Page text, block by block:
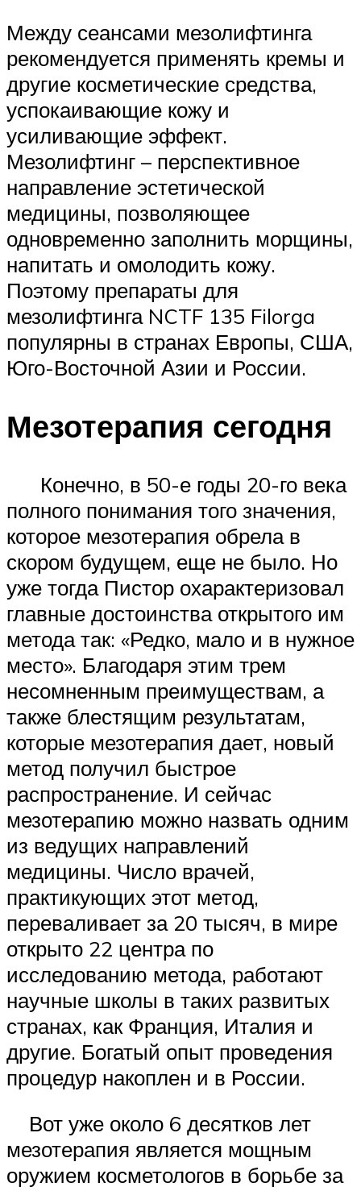
Между сеансами мезолифтинга
рекомендуется применять кремы и
другие косметические средства,
успокаивающие кожу и
усиливающие эффект.
Мезолифтинг – перспективное
направление эстетической
медицины, позволяющее
одновременно заполнить морщины,
напитать и омолодить кожу.
Поэтому препараты для
мезолифтинга NCTF 135 Filorga
популярны в странах Европы, США,
Юго-Восточной Азии и России.
Мезотерапия сегодня
Конечно, в 50-е годы 20-го века
полного понимания того значения,
которое мезотерапия обрела в
скором будущем, еще не было. Но
уже тогда Пистор охарактеризовал
главные достоинства открытого им
метода так: «Редко, мало и в нужное
место». Благодаря этим трем
несомненным преимуществам, а
также блестящим результатам,
которые мезотерапия дает, новый
метод получил быстрое
распространение. И сейчас
мезотерапию можно назвать одним
из ведущих направлений
медицины. Число врачей,
практикующих этот метод,
переваливает за 20 тысяч, в мире
открыто 22 центра по
исследованию метода, работают
научные школы в таких развитых
странах, как Франция, Италия и
другие. Богатый опыт проведения
процедур накоплен и в России.
Вот уже около 6 десятков лет
мезотерапия является мощным
оружием косметологов в борьбе за